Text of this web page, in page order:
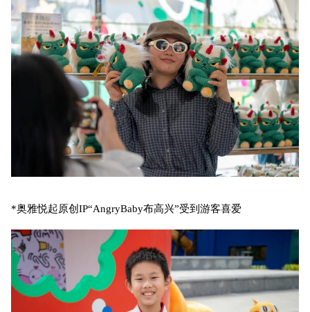
*奥雅悦起原创IP“AngryBaby布高兴”受到游客喜爱